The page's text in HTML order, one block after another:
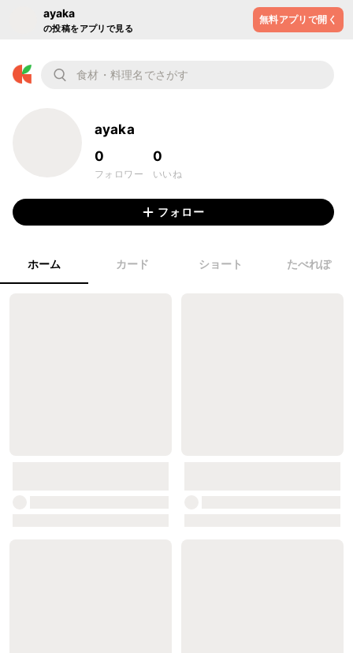
ayaka
の投稿をアプリで見る
無料アプリで開く
ayaka
0
フォロワー
0
いいね
フォロー
ホーム カード ショート たべれぽ